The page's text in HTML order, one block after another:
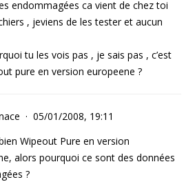
endommagées ca vient de chez toi
, jeviens de les tester et aucun
tu les vois pas , je sais pas , c’est
pure en version europeene ?
05/01/2008, 19:11
Wipeout Pure en version
alors pourquoi ce sont des données
?